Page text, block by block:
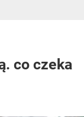
co czeka